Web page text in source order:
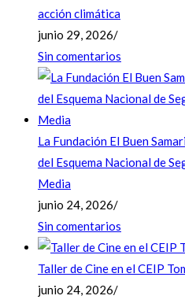
acción climática
junio 29, 2026/
Sin comentarios
La Fundación El Buen
del Esquema Nacional de
Media
junio 24, 2026/
Sin comentarios
Taller de Cine en el CEIP
junio 24, 2026/